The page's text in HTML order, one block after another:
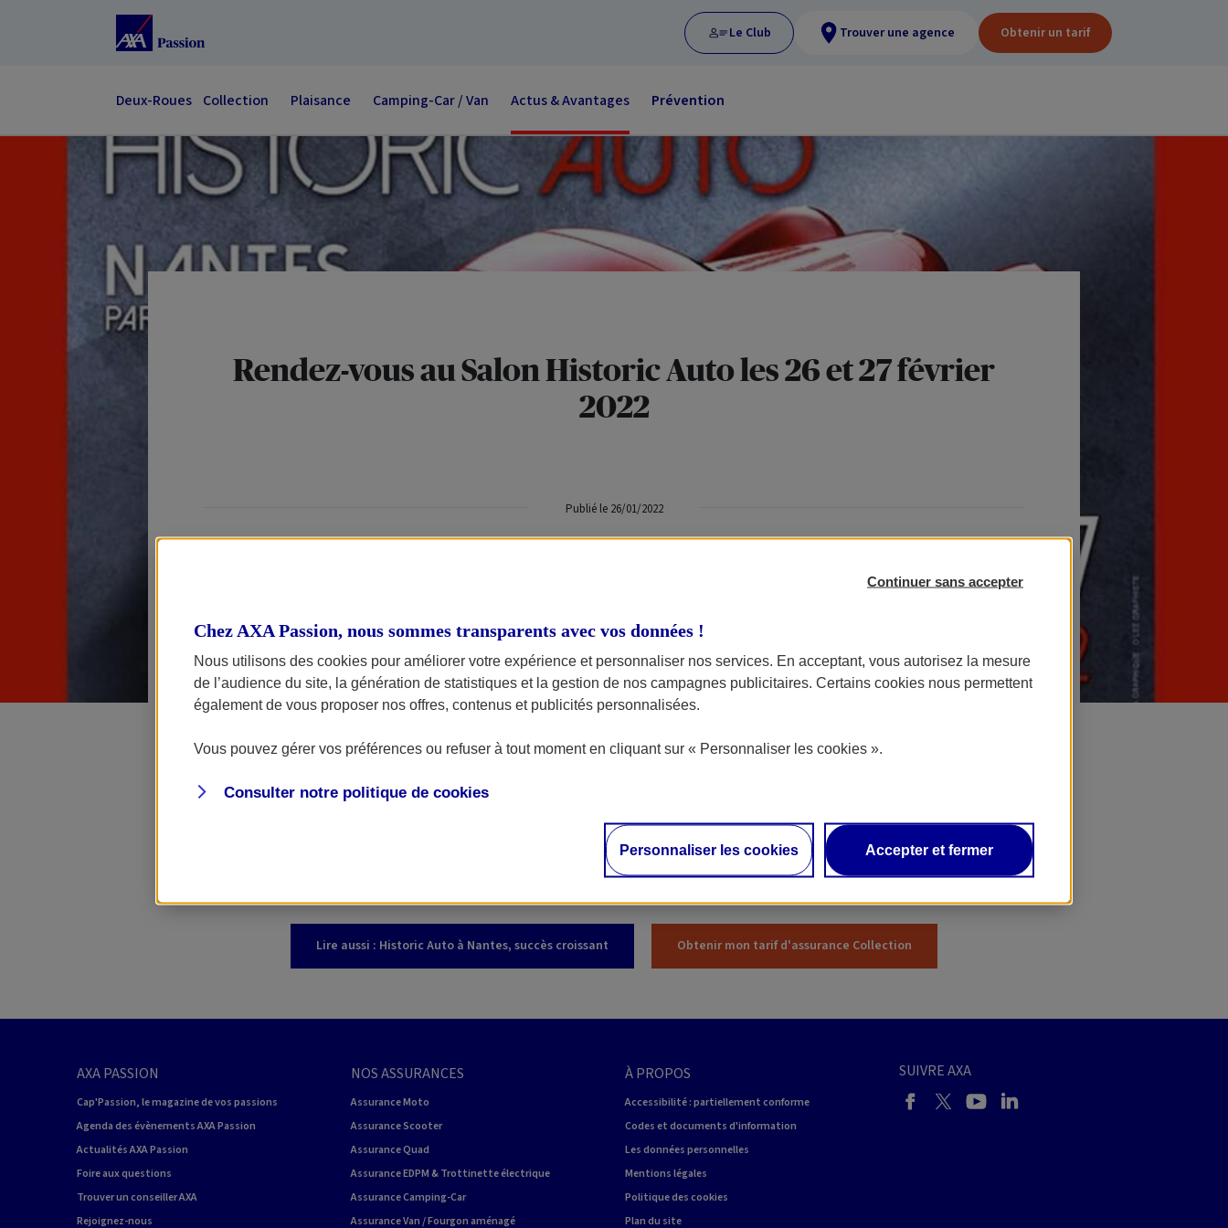
Continuer sans accepter
Chez AXA Passion, nous sommes transparents avec vos données !
Nous utilisons des cookies pour améliorer votre expérience et personnaliser nos services. En acceptant, vous autorisez la mesure
de l’audience du site, la génération de statistiques et la gestion de nos campagnes publicitaires. Certains cookies nous permettent
également de vous proposer nos offres, contenus et publicités personnalisées.
Vous pouvez gérer vos préférences ou refuser à tout moment en cliquant sur « Personnaliser les cookies ».
Consulter notre politique de cookies
Personnaliser les cookies Accepter et fermer
Accéder au Contenu
Le Club Trouver une agence Obtenir un tarif
Deux-Roues Collection Plaisance Camping-Car / Van Actus & Avantages Prévention
Rendez-vous au Salon HistoricAuto les 26 et 27 février
2022
Publié le 26/01/2022
Du 26/02/2022 au 27/02/2022
Les 26 et 27 février derniers, le Parc des Expositions de la Beaujoire à Nantes accueillait
Auto. Ce salon s’affiche comme LE rendez-vous de la côte ouest. AXA
Passion était évidemment présent.
des Expositions de Nantes. Vous y découvrirez environ 200 exposants, 13 expositions
thématiques, diverses conférences, des personnalités et pilotes, ainsi que plus de 350 autos et
Lire aussi : Historic Auto à Nantes, succès croissant Obtenir mon tarif d'assurance Collection
AXA PASSION
Cap'Passion, le magazine de vos passions
Agenda des évènements AXA Passion
Actualités AXA Passion
Foire aux questions
Trouver un conseiller AXA
Rejoignez-nous
NOS ASSURANCES
Assurance Moto
Assurance Scooter
Assurance Quad
Assurance EDPM & Trottinette électrique
Assurance Camping-Car
Assurance Van / Fourgon aménagé
À PROPOS
Accessibilité : partiellement conforme
Codes et documents d'information
Les données personnelles
Mentions légales
Politique des cookies
Plan du site
SUIVRE AXA